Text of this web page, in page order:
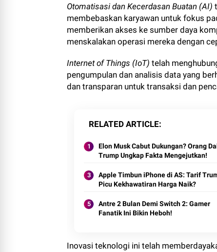
Otomatisasi dan Kecerdasan Buatan (AI)
membebaskan karyawan untuk fokus
memberikan akses ke sumber daya
menskalakan operasi mereka dengan
Internet of Things (IoT) telah
pengumpulan dan analisis data yang
dan transparan untuk transaksi dan
RELATED ARTICLE
Elon Musk Cabut Dukungan? Orang
Trump Ungkap Fakta Mengejutkan!
Apple Timbun iPhone di AS: Tarif
Picu Kekhawatiran Harga Naik?
Antre 2 Bulan Demi Switch 2: Gamer
Fanatik Ini Bikin Heboh!
Inovasi teknologi ini telah